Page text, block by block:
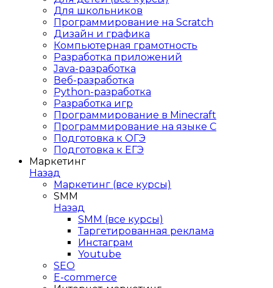
Для школьников
Программирование на Scratch
Дизайн и графика
Компьютерная грамотность
Разработка приложений
Java-разработка
Веб-разработка
Python-разработка
Разработка игр
Программирование в Minecraft
Программирование на языке C
Подготовка к ОГЭ
Подготовка к ЕГЭ
Маркетинг
Назад
Маркетинг (все курсы)
SMM
Назад
SMM (все курсы)
Таргетированная реклама
Инстаграм
Youtube
SEO
E-сommerce